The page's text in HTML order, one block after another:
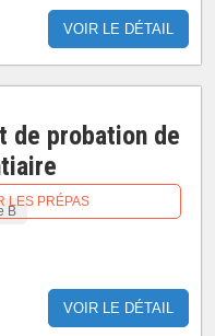
VOIR LE DÉTAIL
de probation de
B
VOIR LE DÉTAIL
LES PRÉPAS